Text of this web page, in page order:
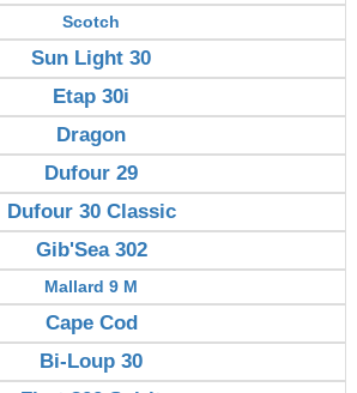
Scotch
Sun Light 30
Etap 30i
Dragon
Dufour 29
Dufour 30 Classic
Gib'Sea 302
Mallard 9 M
Cape Cod
Bi-Loup 30